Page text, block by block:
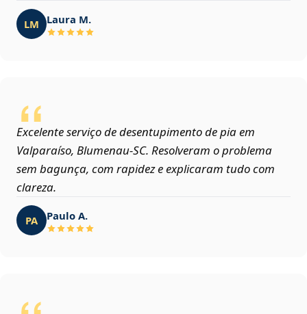
LM Laura M.
Excelente serviço de desentupimento de pia em
Valparaíso, Blumenau‑SC. Resolveram o problema
sem bagunça, com rapidez e explicaram tudo com
clareza.
PA Paulo A.